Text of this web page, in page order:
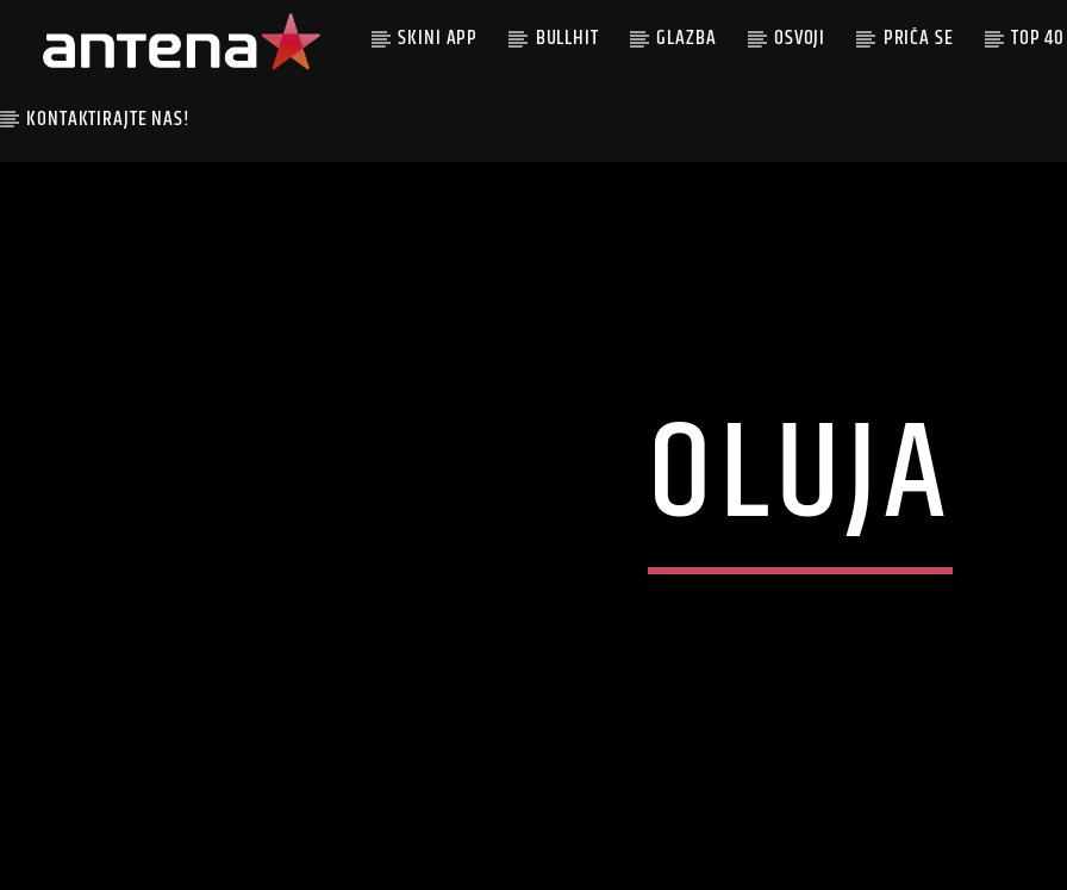
SKINI APP BULLHIT GLAZBA OSVOJI PRIČA SE TOP 40
KONTAKTIRAJTE NAS!
OLUJA